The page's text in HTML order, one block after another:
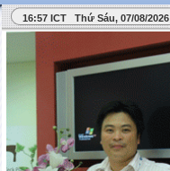
16:57 ICT Thứ Sáu, 07/08/2026